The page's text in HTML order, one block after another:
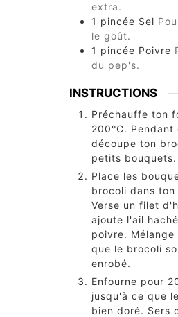
extra.
1 pincée Sel
le goût.
1 pincée Poivre
du pep's.
INSTRUCTIONS
Préchauffe ton
200°C. Pendant
découpe ton
petits bouquets.
Place les
brocoli dans
Verse un filet
ajoute l'ail
poivre. Mélange
que le brocoli
enrobé.
Enfourne pour
jusqu'à ce que
bien doré. Sers